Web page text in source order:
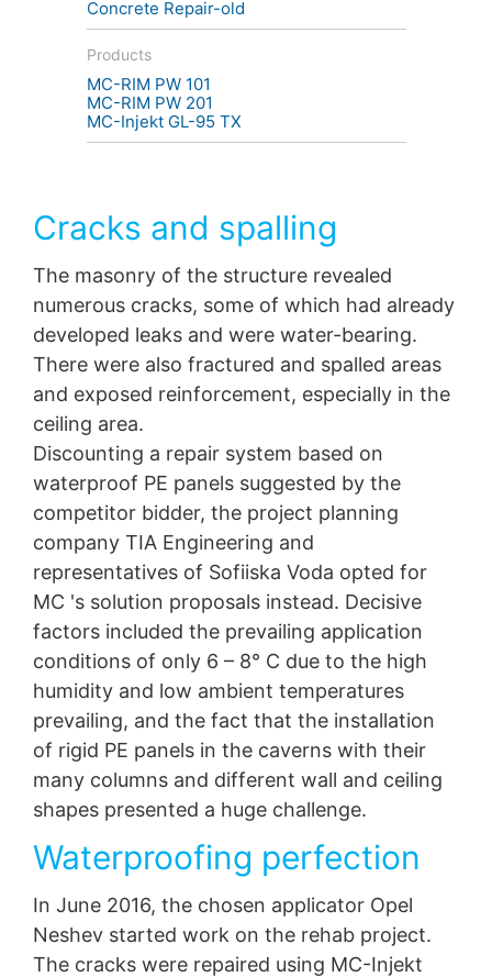
Concrete Repair-old
Products
MC-RIM PW 101
MC-RIM PW 201
MC-Injekt GL-95 TX
Cracks and spalling
The masonry of the structure revealed
numerous cracks, some of which had already
developed leaks and were water-bearing.
There were also fractured and spalled areas
and exposed reinforcement, especially in the
ceiling area.
Discounting a repair system based on
waterproof PE panels suggested by the
competitor bidder, the project planning
company TIA Engineering and
representatives of Sofiiska Voda opted for
MC 's solution proposals instead. Decisive
factors included the prevailing application
conditions of only 6 – 8° C due to the high
humidity and low ambient temperatures
prevailing, and the fact that the installation
of rigid PE panels in the caverns with their
many columns and different wall and ceiling
shapes presented a huge challenge.
Waterproofing perfection
In June 2016, the chosen applicator Opel
Neshev started work on the rehab project.
The cracks were repaired using MC-Injekt
YouTube se koristi kako bi naš sajt bio privlačan. Ovo
predstavlja opravdani interes u skladu sa čl. 6 paragraf
1 (f) GDPR. Više informacija o rukovanju korisničkim
YouTube-a pod
https://www.google.de/intl/de/policies/privacy
saglasnost u bilo kom trenutku sa stupanjem na snagu u
budućnosti. Dovoljan je neformalni email da se uputi
ovakav zahtev. Podaci koji su obrađeni prije nego što
primimo vaš zahtjev mogu se i dalje obrađivati po
zakonu.
Pravo da se podnose žalbe regulatornim organima
Ako je došlo do kršenja zakona o zaštiti podataka,
oštećena osoba može podneti žalbu nadležnim
regulatornim organima. Nadležni regulatorni organ za
pitanja koja se odnose na zakonodavstvo o zaštiti
podataka je:
Landesbeauftragte fur Datenschutz und
Informationsfreiheit NRV, Dusseldorf.
Pravo na prenosivost podataka
Imate pravo da imate podatke koje obrađujemo na
osnovu vašeg pristanka ili ispunjavanja ugovora koji se
automatski isporučuju vama ili trećoj strani u
standardnom, mašinski čitljivom formatu. Ako vam je
potreban direktan prenos podataka drugoj odgovornoj
strani, to će biti učinjeno samo u mjeri u kojoj je to
tehnički izvodljivo.
Informacije, ispravka, blokiranje, brisanje
Kao što je dozvoljeno čl. 15 GDPR, imate pravo da u
svakom trenutku dobijete besplatne informacije o bilo
kojim ličnim podacima koji se čuvaju. Također imate